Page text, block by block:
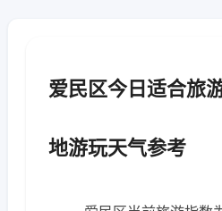
爱民区今日适合旅
地游玩天气参考